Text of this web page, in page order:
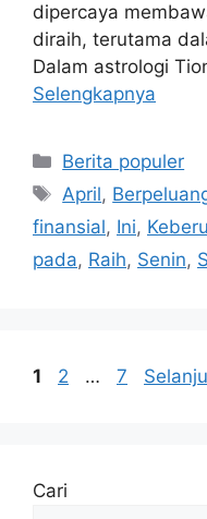
dipercaya
diraih, terutama
Dalam astrologi
Selengkapnya
Kategori
Berita populer
Tag
April,
finansial, Ini,
pada, Raih, Senin,
Halaman
1 Halaman
2 … Halaman
7
Cari